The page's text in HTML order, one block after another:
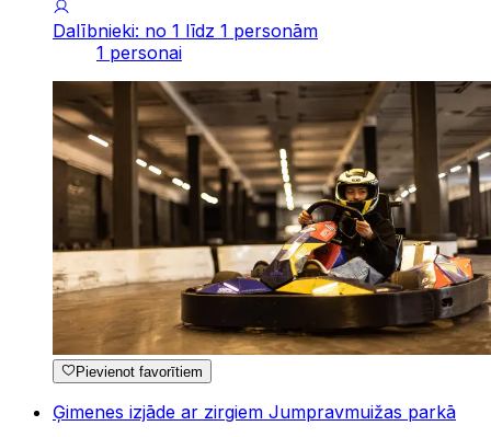
Dalībnieki: no 1 līdz 1 personām
1 personai
Pievienot favorītiem
Ģimenes izjāde ar zirgiem Jumpravmuižas parkā